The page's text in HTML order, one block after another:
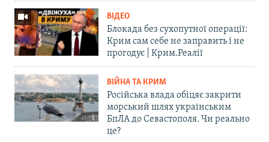
ВІДЕО
Блокада без сухопутної операції:
Крим сам себе не заправить і не
прогодує | Крим.Реалії
ВІЙНА ТА КРИМ
Російська влада обіцяє закрити
морський шлях українським
БпЛА до Севастополя. Чи реально
це?